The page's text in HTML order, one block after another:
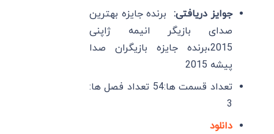
جوایز دریافتی: برنده جایزه بهترین
صدای بازیگر انیمه ژاپنی
2015،برنده جایزه بازیگران صدا
پیشه 2015
تعداد قسمت ها:54 تعداد فصل ها:
3
دانلود